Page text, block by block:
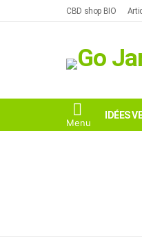
to
CBD shop BIO
Menu
IDÉES